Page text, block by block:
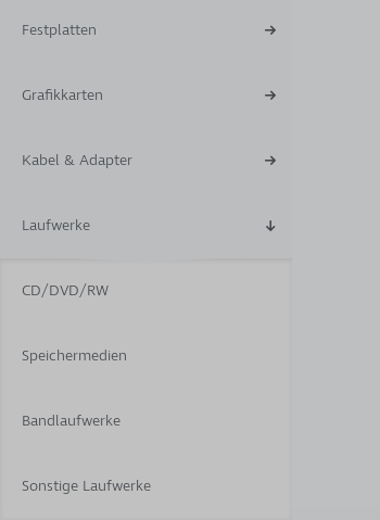
Festplatten
Grafikkarten
Kabel & Adapter
Laufwerke
CD/DVD/RW
Speichermedien
Bandlaufwerke
Sonstige Laufwerke